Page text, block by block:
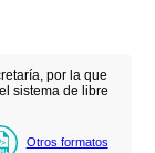
por la que
sistema de libre
Otros formatos